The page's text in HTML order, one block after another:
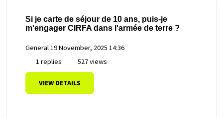
Si je carte de séjour de 10 ans, puis-je
m'engager CIRFA dans l'armée de terre ?
General19 November, 2025 14:36
1 replies
527 views
VIEW DETAILS